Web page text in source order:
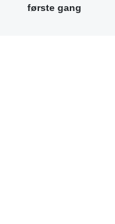
første gang